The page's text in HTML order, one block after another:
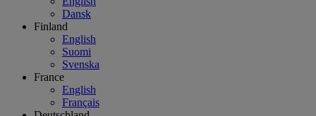
Dansk
Finland
English
Suomi
Svenska
France
English
Français